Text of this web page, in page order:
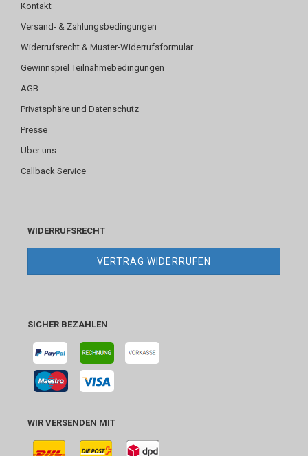
Kontakt
Versand- & Zahlungsbedingungen
Widerrufsrecht & Muster-Widerrufsformular
Gewinnspiel Teilnahmebedingungen
AGB
Privatsphäre und Datenschutz
Presse
Über uns
Callback Service
WIDERRUFSRECHT
VERTRAG WIDERRUFEN
SICHER BEZAHLEN
WIR VERSENDEN MIT